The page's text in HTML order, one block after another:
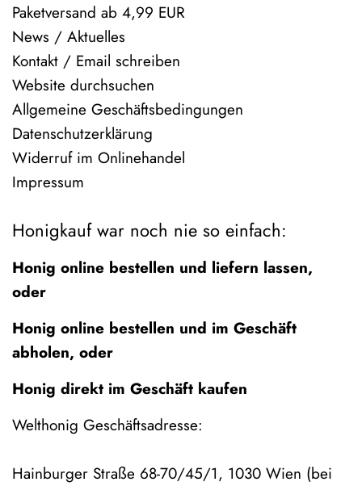
Paketversand ab 4,99 EUR
News / Aktuelles
Kontakt / Email schreiben
Website durchsuchen
Allgemeine Geschäftsbedingungen
Datenschutzerklärung
Widerruf im Onlinehandel
Impressum
Honigkauf war noch nie so einfach:
Honig online bestellen und liefern lassen,
oder
Honig online bestellen und im Geschäft
abholen, oder
Honig direkt im Geschäft kaufen
Welthonig Geschäftsadresse:
Hainburger Straße 68-70/45/1, 1030 Wien (bei